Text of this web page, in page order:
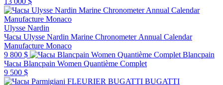
Ulysse Nardin
Часы Ulysse Nardin Marine Chronometer Annual Calendar
Manufacture Monaco
9 800 $
Blancpain
Часы Blancpain Women Quantième Complet
9 500 $